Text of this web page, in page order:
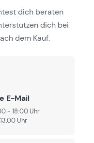
dich beraten
dich bei
dem Kauf.
E-Mail
- 18:00 Uhr
Uhr